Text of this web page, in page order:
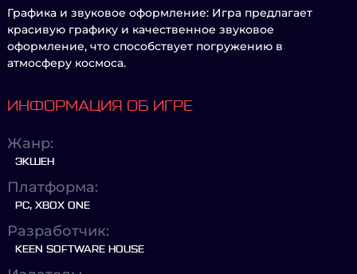
Графика и звуковое оформление: Игра предлагает
красивую графику и качественное звуковое
оформление, что способствует погружению в
атмосферу космоса.
ИНФОРМАЦИЯ ОБ ИГРЕ
Жанр:
ЭКШЕН
Платформа:
PC, XBOX ONE
Разработчик:
KEEN SOFTWARE HOUSE